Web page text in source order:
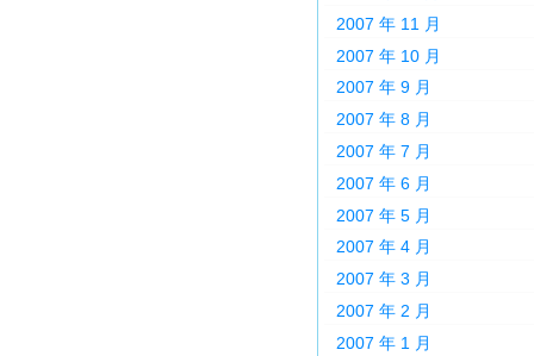
2007 年 11 月
2007 年 10 月
2007 年 9 月
2007 年 8 月
2007 年 7 月
2007 年 6 月
2007 年 5 月
2007 年 4 月
2007 年 3 月
2007 年 2 月
2007 年 1 月